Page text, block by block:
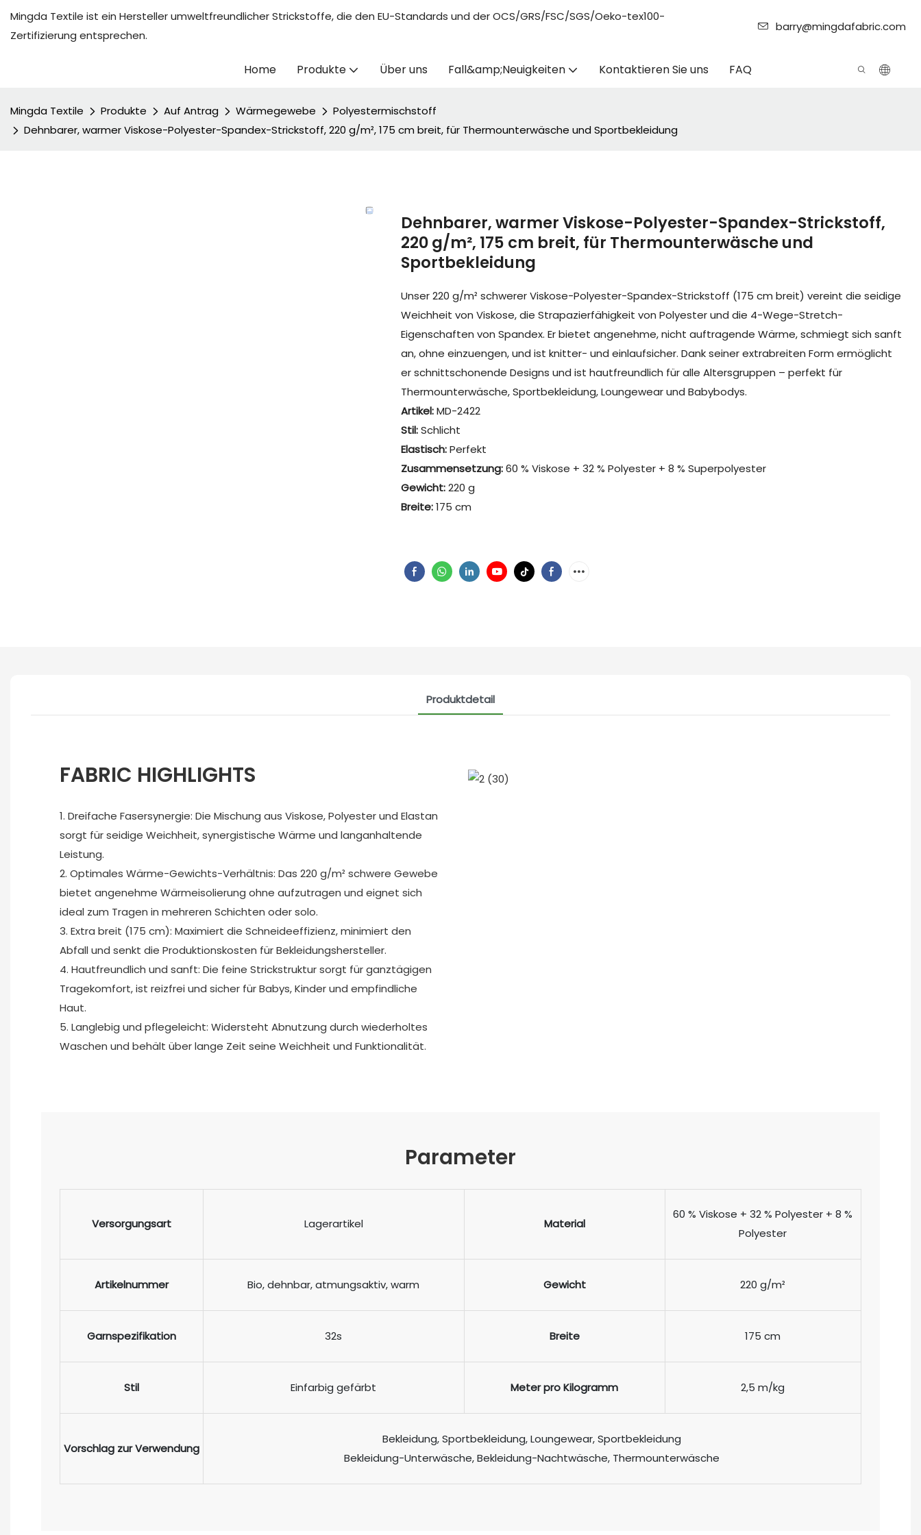
Mingda Textile ist ein Hersteller umweltfreundlicher Strickstoffe, die den EU-Standards und der OCS/GRS/FSC/SGS/Oeko-tex100-
Zertifizierung entsprechen.
barry@mingdafabric.com
Home Produkte Über uns Fall&amp;Neuigkeiten Kontaktieren Sie uns FAQ
Mingda Textile Produkte Auf Antrag Wärmegewebe
Polyestermischstoff
Dehnbarer, warmer Viskose-Polyester-Spandex-Strickstoff, 220 g/m², 175 cm breit, für Thermounterwäsche und Sportbekleidung
Dehnbarer, warmer Viskose-Polyester-Spandex-Strickstoff,
220 g/m², 175 cm breit, für Thermounterwäsche und
Sportbekleidung
Unser 220 g/m² schwerer Viskose-Polyester-Spandex-Strickstoff (175 cm breit) vereint die seidige
Weichheit von Viskose, die Strapazierfähigkeit von Polyester und die 4-Wege-Stretch-
Eigenschaften von Spandex. Er bietet angenehme, nicht auftragende Wärme, schmiegt sich sanft
an, ohne einzuengen, und ist knitter- und einlaufsicher. Dank seiner extrabreiten Form ermöglicht
er schnittschonende Designs und ist hautfreundlich für alle Altersgruppen – perfekt für
Thermounterwäsche, Sportbekleidung, Loungewear und Babybodys.
Artikel:MD-2422
Stil:Schlicht
Elastisch:Perfekt
Zusammensetzung:60 % Viskose + 32 % Polyester + 8 % Superpolyester
Gewicht:220 g
Breite:175 cm
Produktdetail
FABRIC HIGHLIGHTS
1. Dreifache Fasersynergie: Die Mischung aus Viskose, Polyester und Elastan
sorgt für seidige Weichheit, synergistische Wärme und langanhaltende
Leistung.
2. Optimales Wärme-Gewichts-Verhältnis: Das 220 g/m² schwere Gewebe
bietet angenehme Wärmeisolierung ohne aufzutragen und eignet sich
ideal zum Tragen in mehreren Schichten oder solo.
3. Extra breit (175 cm): Maximiert die Schneideeffizienz, minimiert den
Abfall und senkt die Produktionskosten für Bekleidungshersteller.
4. Hautfreundlich und sanft: Die feine Strickstruktur sorgt für ganztägigen
Tragekomfort, ist reizfrei und sicher für Babys, Kinder und empfindliche
Haut.
5. Langlebig und pflegeleicht: Widersteht Abnutzung durch wiederholtes
Waschen und behält über lange Zeit seine Weichheit und Funktionalität.
Parameter
Versorgungsart Lagerartikel Material
60 % Viskose + 32 % Polyester + 8 %
Polyester
Artikelnummer Bio, dehnbar, atmungsaktiv, warm Gewicht 220 g/m²
Garnspezifikation 32s Breite 175 cm
Stil Einfarbig gefärbt Meter pro Kilogramm 2,5 m/kg
Vorschlag zur Verwendung
Bekleidung, Sportbekleidung, Loungewear, Sportbekleidung
Bekleidung-Unterwäsche, Bekleidung-Nachtwäsche, Thermounterwäsche